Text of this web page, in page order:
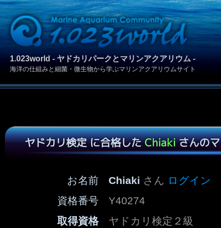
1.023world - ヤドカリパークとマリンアクアリウム -
海洋の仕組みと細菌・微生物から学ぶマリンアクアリウムサイト
ヤドカリ検定 に合格したChiakiさんの
お名前 Chiaki さん ログイン
資格番号
Y40274
取得資格
ヤドカリ検定２級